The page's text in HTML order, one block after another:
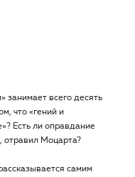
занимает всего десять
что «гений и
Есть ли оправдание
отравил Моцарта?
самим